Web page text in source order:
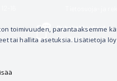
Puhelintilaukset
044 3001 399
toimivuuden, parantaaksemme
tai hallita asetuksia. Lisätietoja